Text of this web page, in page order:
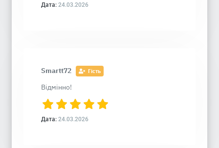
Дата: 24.03.2026
Smartt72 Гість
Відмінно!
Дата: 24.03.2026